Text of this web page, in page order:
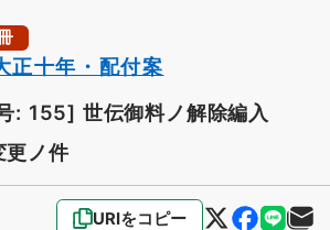
正十年・配付案
: 155] 世伝御料ノ解除編入
更ノ件
URIをコピー